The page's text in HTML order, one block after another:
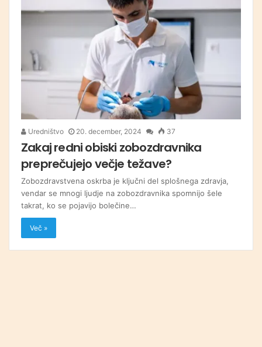
Uredništvo 20. december, 2024 37
Zakaj redni obiski zobozdravnika
preprečujejo večje težave?
Zobozdravstvena oskrba je ključni del splošnega zdravja,
vendar se mnogi ljudje na zobozdravnika spomnijo šele
takrat, ko se pojavijo bolečine…
Več »